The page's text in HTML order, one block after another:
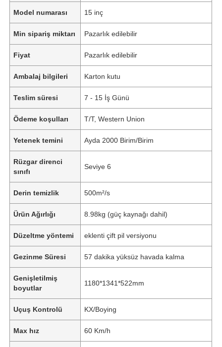
Model numarası 15 inç
Min sipariş miktarı Pazarlık edilebilir
Fiyat Pazarlık edilebilir
Ambalaj bilgileri Karton kutu
Teslim süresi 7 - 15 İş Günü
Ödeme koşulları T/T, Western Union
Yetenek temini Ayda 2000 Birim/Birim
Rüzgar direnci
sınıfı
Seviye 6
Derin temizlik 500m²/s
Ürün Ağırlığı 8.98kg (güç kaynağı dahil)
Düzeltme yöntemi eklenti çift pil versiyonu
Gezinme Süresi 57 dakika yüksüz havada kalma
Genişletilmiş
boyutlar
1180*1341*522mm
Uçuş Kontrolü KX/Boying
Max hız 60 Km/h